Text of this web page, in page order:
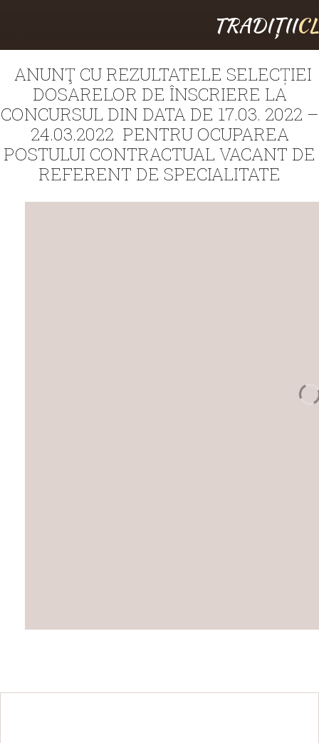
TRADIȚII
ANUNŢ CU REZULTATELE SELECȚIEI
DOSARELOR DE ÎNSCRIERE LA
CONCURSUL DIN DATA DE 17.03. 2022 –
24.03.2022 PENTRU OCUPAREA
POSTULUI CONTRACTUAL VACANT DE
REFERENT DE SPECIALITATE